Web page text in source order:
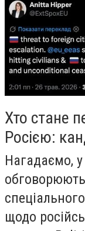
Хто стане
Росією:
Нагадаємо,
щодо